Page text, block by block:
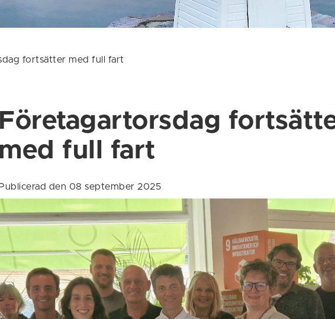
fortsätter med full fart
Företagartorsdag
med full fart
Publicerad den 08 september 2025